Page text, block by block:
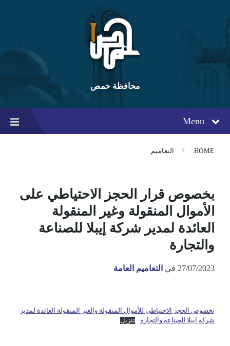
content
main
navigation
footer
محافظة حمص
Menu
HOME التعاميم
بخصوص قرار الحجز الاحتياطي على
الأموال المنقولة وغير المنقولة
العائدة لمدير شركة إيبلا للصناعة
والتجارة
27/07/2023 في التعاميم العامة
بخصوص الحجز الاحتياطي للأموال المنقولة والغير المنقولة العائدة لمدير
شركة إيبلا للصناعة والتجارة
تنزيل